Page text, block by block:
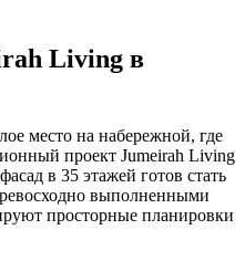
Living в
место на набережной, где
проект Jumeirah Living
в 35 этажей готов стать
выполненными
просторные планировки